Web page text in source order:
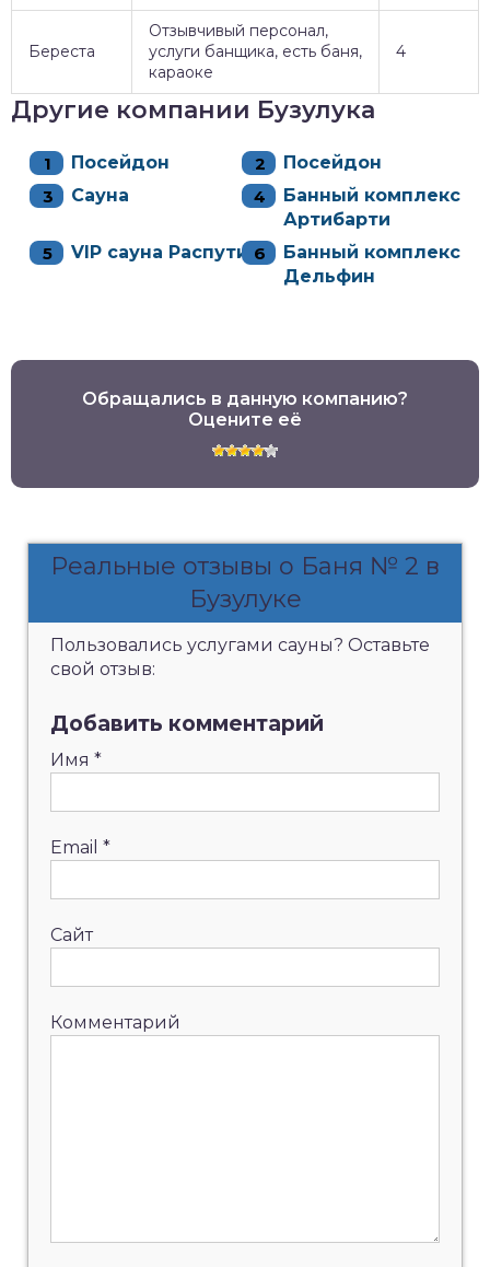
Береста
Отзывчивый персонал,
услуги банщика, есть баня,
караоке
4
Другие компании Бузулука
Посейдон
Посейдон
Сауна
Банный комплекс
Артибарти
VIP сауна Распутин
Банный комплекс
Дельфин
Обращались в данную компанию?
Оцените её
Реальные отзывы о Баня № 2 в
Бузулуке
Пользовались услугами сауны? Оставьте
свой отзыв:
Добавить комментарий
Имя *
Email *
Сайт
Комментарий